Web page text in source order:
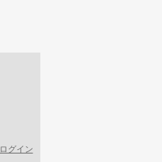
ログイン